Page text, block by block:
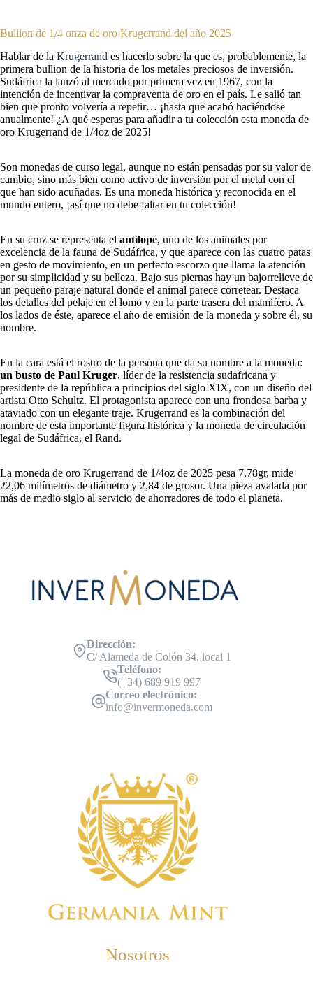
Bullion de 1/4 onza de oro Krugerrand del año 2025
Hablar de la Krugerrand es hacerlo sobre la que es, probablemente, la
primera bullion de la historia de los metales preciosos de inversión.
Sudáfrica la lanzó al mercado por primera vez en 1967, con la
intención de incentivar la compraventa de oro en el país. Le salió tan
bien que pronto volvería a repetir… ¡hasta que acabó haciéndose
anualmente! ¿A qué esperas para añadir a tu colección esta moneda de
oro Krugerrand de 1/4oz de 2025!
Son monedas de curso legal, aunque no están pensadas por su valor de
cambio, sino más bien como activo de inversión por el metal con el
que han sido acuñadas. Es una moneda histórica y reconocida en el
mundo entero, ¡así que no debe faltar en tu colección!
En su cruz se representa el antílope, uno de los animales por
excelencia de la fauna de Sudáfrica, y que aparece con las cuatro patas
en gesto de movimiento, en un perfecto escorzo que llama la atención
por su simplicidad y su belleza. Bajo sus piernas hay un bajorrelieve de
un pequeño paraje natural donde el animal parece corretear. Destaca
los detalles del pelaje en el lomo y en la parte trasera del mamífero. A
los lados de éste, aparece el año de emisión de la moneda y sobre él, su
nombre.
En la cara está el rostro de la persona que da su nombre a la moneda:
un busto de Paul Kruger, líder de la resistencia sudafricana y
presidente de la república a principios del siglo XIX, con un diseño del
artista Otto Schultz. El protagonista aparece con una frondosa barba y
ataviado con un elegante traje. Krugerrand es la combinación del
nombre de esta importante figura histórica y la moneda de circulación
legal de Sudáfrica, el Rand.
La moneda de oro Krugerrand de 1/4oz de 2025 pesa 7,78gr, mide
22,06 milímetros de diámetro y 2,84 de grosor. Una pieza avalada por
más de medio siglo al servicio de ahorradores de todo el planeta.
Dirección:
C/ Alameda de Colón 34, local 1
Teléfono:
(+34) 689 919 997
Correo electrónico:
info@invermoneda.com
Nosotros